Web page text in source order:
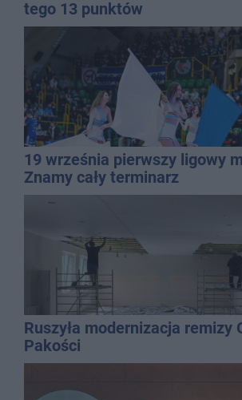
tego 13 punktów
19 września pierwszy ligowy
Znamy cały terminarz
Ruszyła modernizacja remizy
Pakości